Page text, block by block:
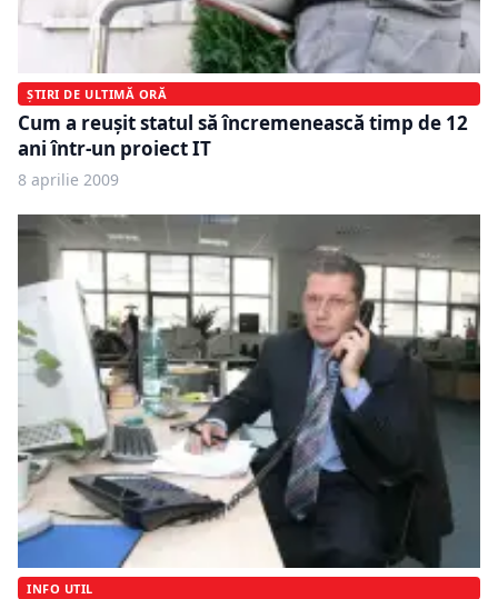
ȘTIRI DE ULTIMĂ ORĂ
Cum a reuşit statul să încremenească timp de 12
ani într-un proiect IT
8 aprilie 2009
INFO UTIL